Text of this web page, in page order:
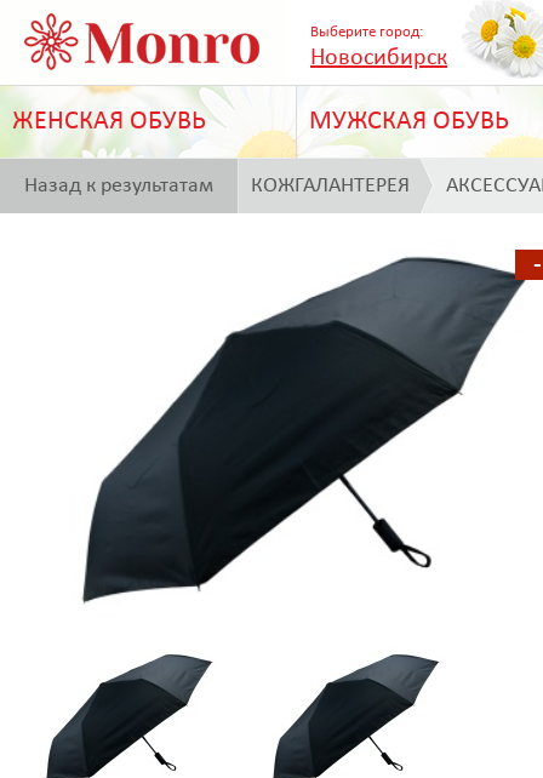
Выберите город:
Новосибирск
ЖЕНСКАЯ ОБУВЬ МУЖСКАЯ ОБУВЬ
Назад к результатам КОЖГАЛАНТЕРЕЯ